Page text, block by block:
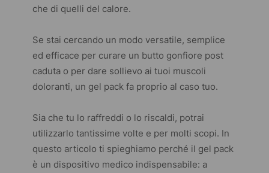
che di quelli del calore.
Se stai cercando un modo versatile, semplice
ed efficace per curare un butto gonfiore post
caduta o per dare sollievo ai tuoi muscoli
doloranti, un gel pack fa proprio al caso tuo.
Sia che tu lo raffreddi o lo riscaldi, potrai
utilizzarlo tantissime volte e per molti scopi. In
questo articolo ti spieghiamo perché il gel pack
è un dispositivo medico indispensabile: a